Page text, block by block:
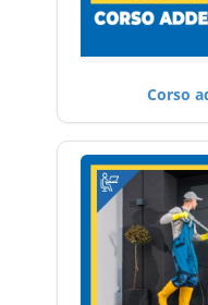
Corso